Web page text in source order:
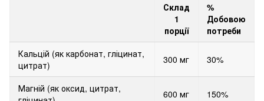
Склад
1
порції
%
Добовою
потреби
Кальцій (як карбонат, гліцинат,
цитрат)
300 мг 30%
Магній (як оксид, цитрат,
600 мг 150%